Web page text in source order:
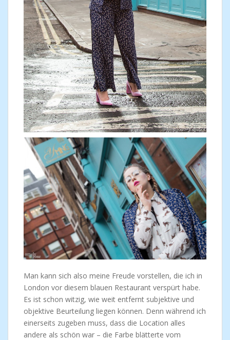
Man kann sich also meine Freude vorstellen, die ich in
London vor diesem blauen Restaurant verspürt habe.
Es ist schon witzig, wie weit entfernt subjektive und
objektive Beurteilung liegen können. Denn während ich
einerseits zugeben muss, dass die Location alles
andere als schön war – die Farbe blätterte vom